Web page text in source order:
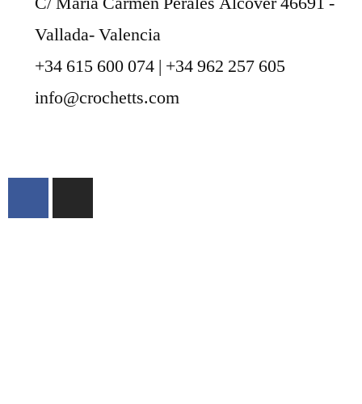
Vallada- Valencia
+34 615 600 074 | +34 962 257 605
info@crochetts.com